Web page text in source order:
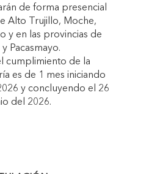
de forma presencial
Alto Trujillo, Moche,
y en las provincias de
Pacasmayo.
cumplimiento de la
es de 1 mes iniciando
y concluyendo el 26
del 2026.